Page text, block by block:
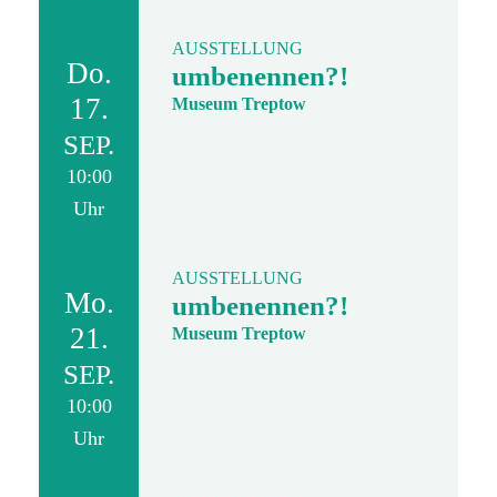
Do.
17.
SEP.
10:00
Uhr
AUSSTELLUNG
umbenennen?!
Museum Treptow
Mo.
21.
SEP.
10:00
Uhr
AUSSTELLUNG
umbenennen?!
Museum Treptow